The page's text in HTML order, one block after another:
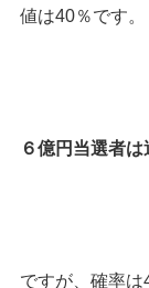
値は40％です。
６億円当選者
ですが、 確率は